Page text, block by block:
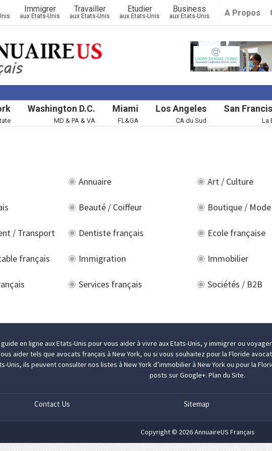
Immigrer
aux Etats-Unis
Travailler
aux Etats-Unis
Etudier
aux Etats-Unis
Business
aux Etats-Unis A Propos
Washington D.C.
MD & PA & VA
Miami
FL&GA
Los Angeles
CA du Sud
San
La
Annuaire Art / Culture
Beauté / Coiffeur Boutique / Mode
/ Transport Dentiste français Ecole française
français Immigration Immobilier
Services français Sociétés / B2B
en ligne aux Etats-Unis pour vous aider à vivre aux Etats-Unis, yimmigrerou
aider tels que avocats français à New York, ou si vous souhaitez pour la Floride
Unis, ils peuvent consulter nos listes à New York d’immobilier à New Yorkou pour la
posts surGoogle+. Plan du Site.
Contact Us Sitemap
Copyright © 2026 AnnuaireUS Français